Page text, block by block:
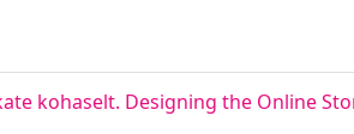
kohaselt. Designing the Online